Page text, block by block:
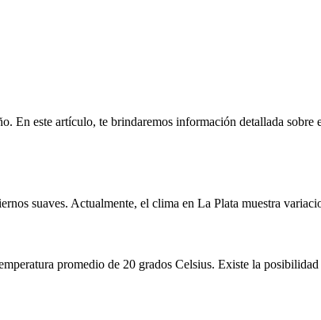
este artículo, te brindaremos información detallada sobre
suaves. Actualmente, el clima en La Plata muestra
promedio de 20 grados Celsius. Existe la